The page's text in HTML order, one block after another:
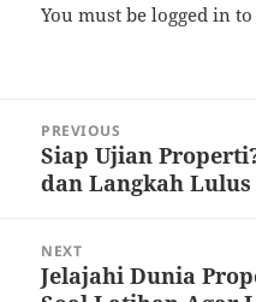
You must belogged in to
navigation
PREVIOUS
Previous
post:
Siap Ujian
dan Langkah Lulus
NEXT
Next
Jelajahi Dunia